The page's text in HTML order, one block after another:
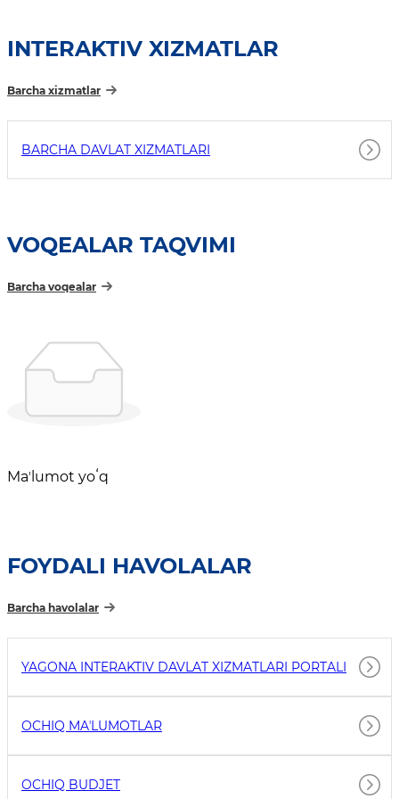
INTERAKTIV XIZMATLAR
Barcha xizmatlar
BARCHA DAVLAT XIZMATLARI
VOQEALAR TAQVIMI
Barcha voqealar
Maʼlumot yoʻq
FOYDALI HAVOLALAR
Barcha havolalar
YAGONA INTERAKTIV DAVLAT XIZMATLARI PORTALI
OCHIQ MAʼLUMOTLAR
OCHIQ BUDJET